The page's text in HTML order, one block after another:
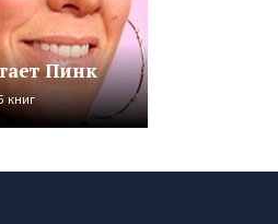
Пинк
книг